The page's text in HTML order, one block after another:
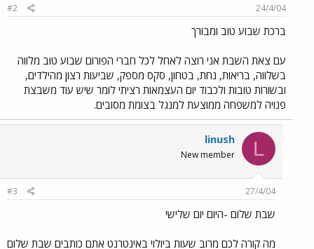
24/4/04
#2
ברכת שבוע טוב ומבורך
עם צאת השבת אני רוצה לאחל לכל חברי הפורום שבוע טוב מלווה
בשלווה, בריאות, נחת, בטחון, סקס מספק, שביעות רצון מהילדים,
ובשורות טובות ולכבוד יום העצמאות רציתי לומר שיש עוד משבצת
פנויה למשפחה ממוצעת למנגל בצומת מסובים.
L
linush
New member
27/4/04
#3
שבת שלום -היום יום שלישי
מה קורה לכם מרוב שעות ביולוי באינטרנט אתם כותבים שבת שלום